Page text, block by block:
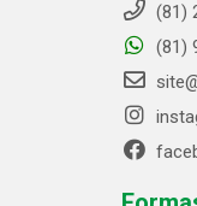
(81)
(81)